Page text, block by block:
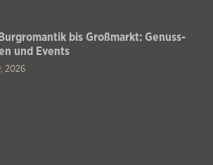
bis Großmarkt: Genuss-
und Events
2026